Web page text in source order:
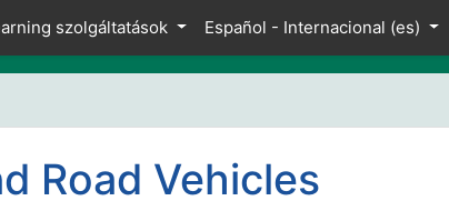
szolgáltatások Español - Internacional ‎(es)‎
Road Vehicles